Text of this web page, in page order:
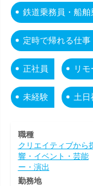
鉄道乗務員・船舶
定時で帰れる仕事
正社員 リ
未経験 土日
職種
クリエイティブから
響・イベント・芸能
ー・演出
勤務地